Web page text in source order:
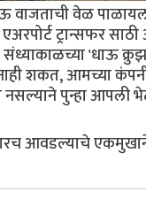
वाजताची वेळ
ट्रान्सफर
'धाऊ
शकत, आमच्या
नसल्याने पुन्हा आपली
आवडल्याचे